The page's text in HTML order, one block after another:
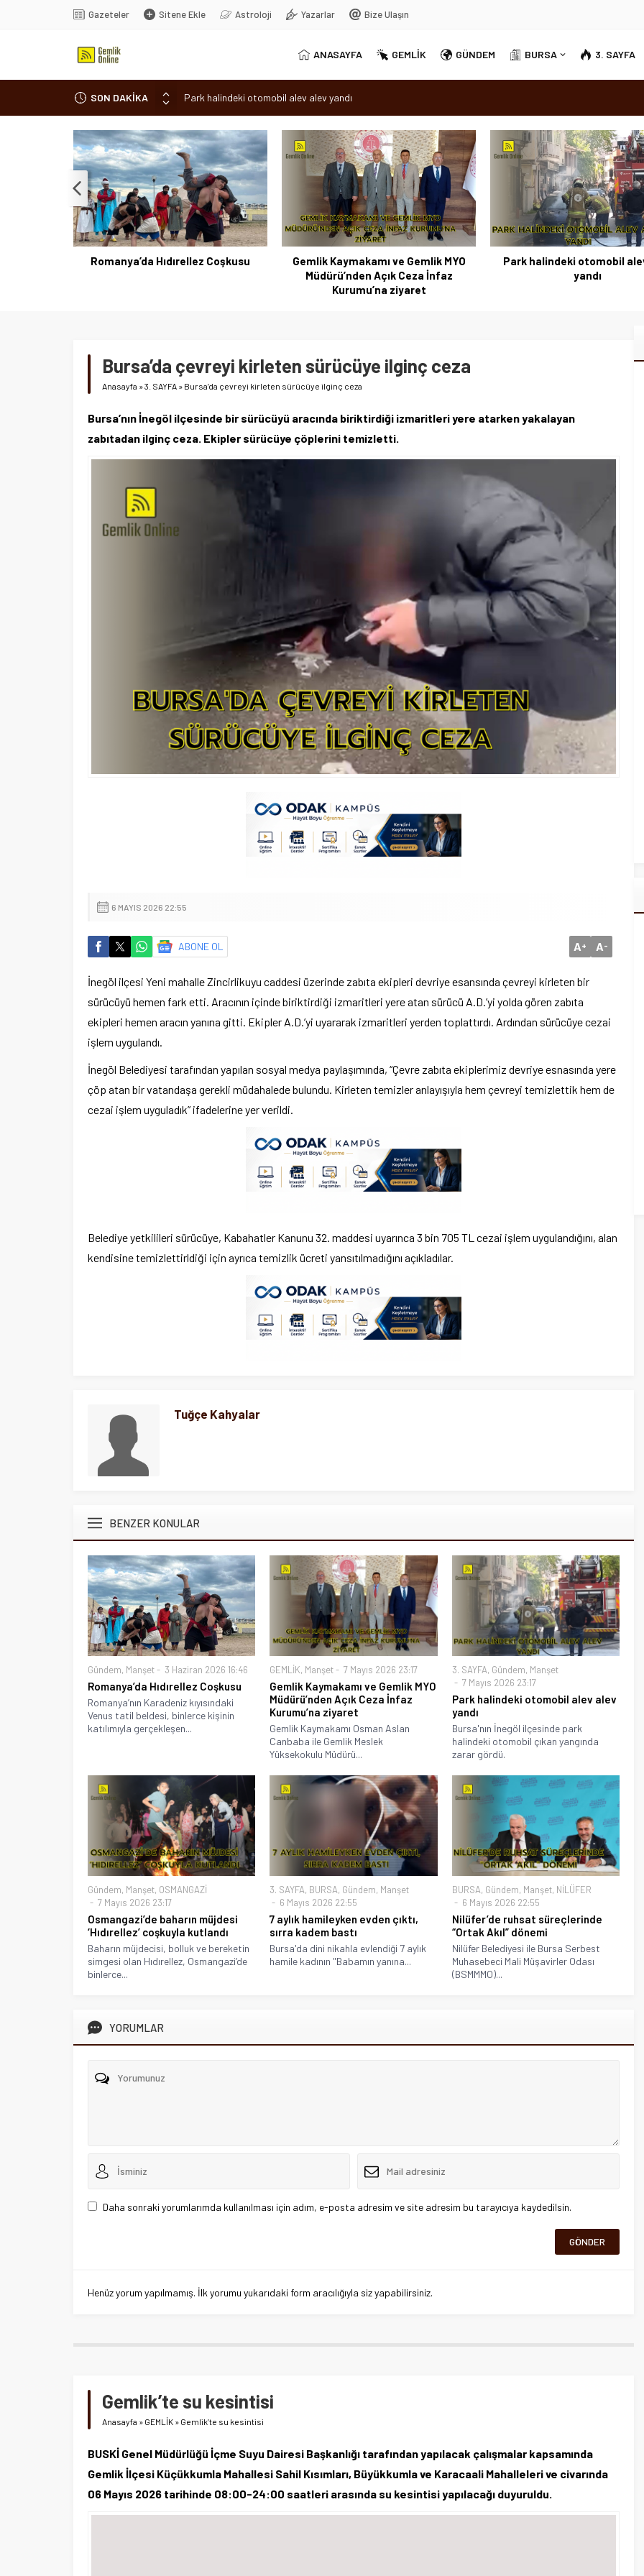
Gazeteler Sitene Ekle Astroloji Yazarlar Bize Ulaşın
ANASAYFA GEMLİK GÜNDEM BURSA 3. SAYFA
SON DAKİKA
Park halindeki otomobil alev alev yandı
Osmangazi’de baharın müjdesi ‘Hıdırellez’ coşkuyla kutlandı
7 aylık hamileyken evden çıktı, sırra kadem bastı
Nilüfer’de ruhsat süreçlerinde “Ortak Akıl” dönemi
Romanya’da Hıdırellez Coşkusu
Gemlik Kaymakamı ve Gemlik MYO
Park halindeki otomobil alev alev
yandı
Osmangazi’de baharın
‘Hıdırellez’ coşkuyla
Bursa’da çevreyi kirleten sürücüye ilginç ceza
Anasayfa »3. SAYFA » Bursa’da çevreyi kirleten sürücüye ilginç ceza
Bursa’nın İnegöl ilçesinde bir sürücüyü aracında biriktirdiği izmaritleri yere atarken yakalayan
zabıtadan ilginç ceza. Ekipler sürücüye çöplerini temizletti.
6 MAYIS 2026 22:55
ABONE OL A+ A-
İnegöl ilçesi Yeni mahalle Zincirlikuyu caddesi üzerinde zabıta ekipleri devriye esansında çevreyi kirleten bir
sürücüyü hemen fark etti. Aracının içinde biriktirdiği izmaritleri yere atan sürücü A.D.’yi yolda gören zabıta
ekipleri hemen aracın yanına gitti. Ekipler A.D.’yi uyararak izmaritleri yerden toplattırdı. Ardından sürücüye cezai
işlem uygulandı.
İnegöl Belediyesi tarafından yapılan sosyal medya paylaşımında, “Çevre zabıta ekiplerimiz devriye esnasında yere
çöp atan bir vatandaşa gerekli müdahalede bulundu. Kirleten temizler anlayışıyla hem çevreyi temizlettik hem de
cezai işlem uyguladık” ifadelerine yer verildi.
Belediye yetkilileri sürücüye, Kabahatler Kanunu 32. maddesi uyarınca 3 bin 705 TL cezai işlem uygulandığını, alan
kendisine temizlettirldiği için ayrıca temizlik ücreti yansıtılmadığını açıkladılar.
Tuğçe Kahyalar
BENZER KONULAR
Gündem, Manşet 3 Haziran 2026 16:46
Romanya’da Hıdırellez Coşkusu
Romanya’nın Karadeniz kıyısındaki
Venus tatil beldesi, binlerce kişinin
katılımıyla gerçekleşen...
GEMLİK, Manşet 7 Mayıs 2026 23:17
Gemlik Kaymakamı ve Gemlik MYO
Müdürü’nden Açık Ceza İnfaz
Kurumu’na ziyaret
Gemlik Kaymakamı Osman Aslan
Canbaba ile Gemlik Meslek
Yüksekokulu Müdürü...
3. SAYFA, Gündem, Manşet
7 Mayıs 2026 23:17
Park halindeki otomobil alev alev
yandı
Bursa'nın İnegöl ilçesinde park
halindeki otomobil çıkan yangında
zarar gördü.
Gündem, Manşet, OSMANGAZİ
7 Mayıs 2026 23:17
Osmangazi’de baharın müjdesi
‘Hıdırellez’ coşkuyla kutlandı
Baharın müjdecisi, bolluk ve bereketin
simgesi olan Hıdırellez, Osmangazi’de
binlerce...
3. SAYFA, BURSA, Gündem, Manşet
6 Mayıs 2026 22:55
7 aylık hamileyken evden çıktı,
sırra kadem bastı
Bursa'da dini nikahla evlendiği 7 aylık
hamile kadının "Babamın yanına...
BURSA, Gündem, Manşet, NİLÜFER
6 Mayıs 2026 22:55
Nilüfer’de ruhsat süreçlerinde
“Ortak Akıl” dönemi
Nilüfer Belediyesi ile Bursa Serbest
Muhasebeci Mali Müşavirler Odası
(BSMMMO)...
YORUMLAR
Daha sonraki yorumlarımda kullanılması için adım, e-posta adresim ve site adresim bu tarayıcıya kaydedilsin.
Henüz yorum yapılmamış. İlk yorumu yukarıdaki form aracılığıyla siz yapabilirsiniz.
Gemlik’te su kesintisi
Anasayfa » GEMLİK » Gemlik’te su kesintisi
BUSKİ Genel Müdürlüğü İçme Suyu Dairesi Başkanlığı tarafından yapılacak çalışmalar kapsamında
Gemlik İlçesi Küçükkumla Mahallesi Sahil Kısımları, Büyükkumla ve Karacaali Mahalleleri ve civarında
06 Mayıs 2026 tarihinde 08:00-24:00 saatleri arasında su kesintisi yapılacağı duyuruldu.